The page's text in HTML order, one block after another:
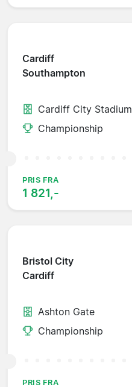
Cardiff
Southampton
Cardiff City Stadium
Championship
PRIS FRA
1 821,-
Bristol City
Cardiff
Ashton Gate
Championship
PRIS FRA